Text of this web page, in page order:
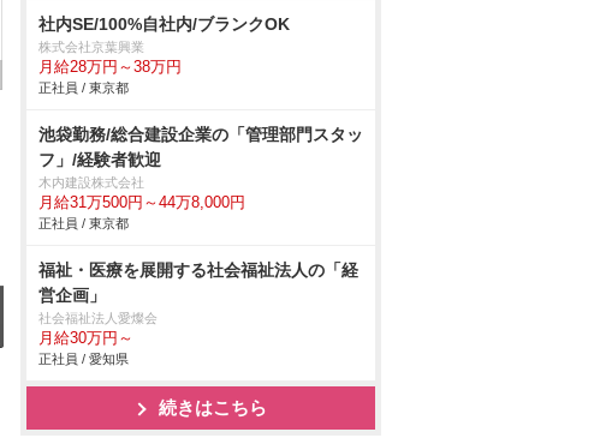
社内SE/100%自社内/ブランクOK
株式会社京葉興業
月給28万円～38万円
正社員 / 東京都
池袋勤務/総合建設企業の「管理部門スタッ
フ」/経験者歓迎
木内建設株式会社
月給31万500円～44万8,000円
正社員 / 東京都
福祉・医療を展開する社会福祉法人の「経
営企画」
社会福祉法人愛燦会
月給30万円～
正社員 / 愛知県
続きはこちら